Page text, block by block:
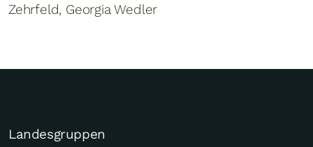
Zehrfeld, Georgia Wedler
Landesgruppen